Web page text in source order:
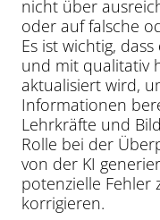
nicht über
oder auf falsche
Es ist wichtig,
und mit qualitativ
aktualisiert wird,
Informationen
Lehrkräfte und
Rolle bei der
von der KI
potenzielle Fehler
korrigieren.